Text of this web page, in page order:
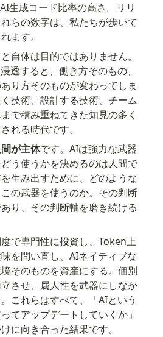
生成コード比率の高さ。リリ
らの数字は、私たちが歩いて
ます。
自体は目的ではありません。
透すると、働き方そのもの、
り方そのものが変わってしま
技術、設計する技術、チーム
で積み重ねてきた知見の多く
れる時代です。
が主体です。AIは強力な武器
う使うかを決めるのは人間で
生み出すために、どのような
の武器を使うのか。その判断
り、その判断軸を磨き続ける
で専門性に投資し、Token上
を問い直し、AIネイティブな
そのものを資産にする。個別
させ、属人性を武器にしなが
これらはすべて、「AIという
てアップデートしていくか」
に向き合った結果です。